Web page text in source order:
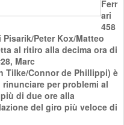
Ferr
ari
458
Pisarik/Peter Kox/Matteo
al ritiro alla decima ora di
Marc
Tilke/Connor de Phillippi) è
per problemi al
di due ore alla
del giro più veloce di